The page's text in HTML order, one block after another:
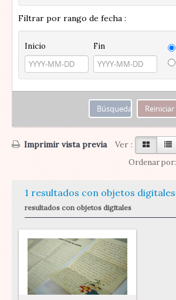
Filtrar por rango de fecha :
Inicio Fin
Imprimir vista previa Ver :
Ordenar por:
1 resultados con objetos digitales
resultados con objetos digitales